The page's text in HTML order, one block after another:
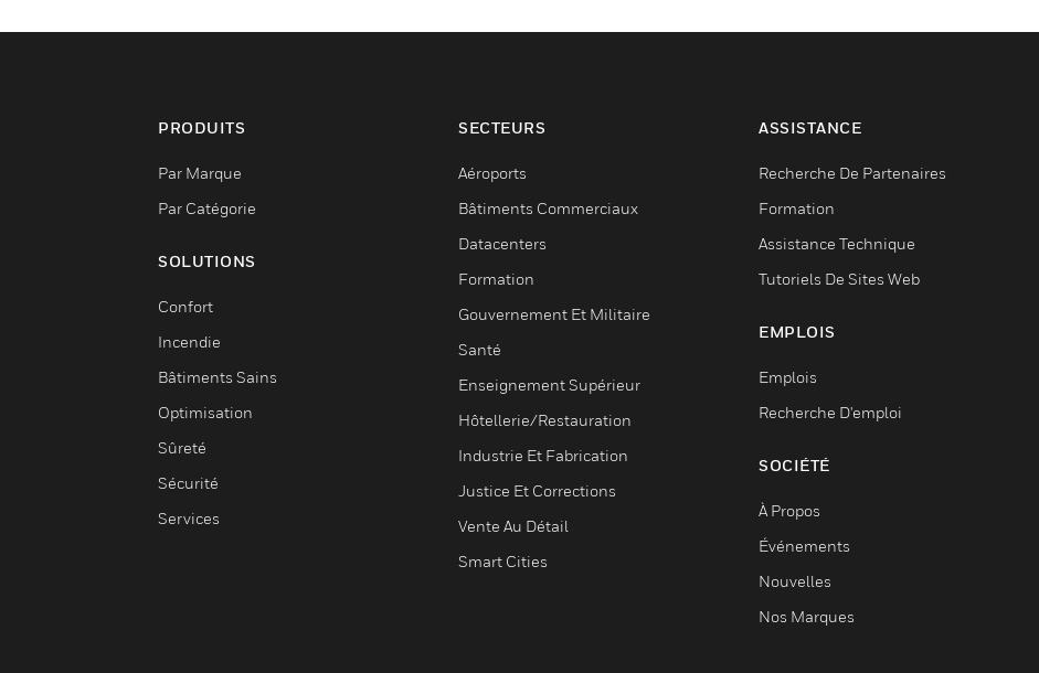
PRODUITS
Par Marque
Par Catégorie
SOLUTIONS
Confort
Incendie
Bâtiments Sains
Optimisation
Sûreté
Sécurité
Services
SECTEURS
Aéroports
Bâtiments Commerciaux
Datacenters
Formation
Gouvernement Et Militaire
Santé
Enseignement Supérieur
Hôtellerie/Restauration
Industrie Et Fabrication
Justice Et Corrections
Vente Au Détail
Smart Cities
ASSISTANCE
Recherche De Partenaires
Formation
Assistance Technique
Tutoriels De Sites Web
EMPLOIS
Emplois
Recherche D'emploi
SOCIÉTÉ
À Propos
Événements
Nouvelles
Nos Marques